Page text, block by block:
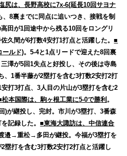
尻は、長野高校に7x-6(延長10回サヨナ
8裏までに同点に追いつき、接戦を制
田が1回途中から残る10回をロングリ
久間が6打数4安打1打点と活躍した。■
ールド)。5-4と1点リードで迎えた8回裏
澤が5回1失点と好投し、その後は寺島
、1番半藤が2塁打を含む3打数2安打2打
打3打点、3人目の片山が3塁打を含む2
松本国際は、駒ヶ根工業に5-0で勝利。
が継投し、完封。市川が3塁打、3番森
記録した。■東海大諏訪は、中信連合
邉→重松→多田が継投。今福が3塁打を
塁打を含む3打数2安打2打点と活躍し